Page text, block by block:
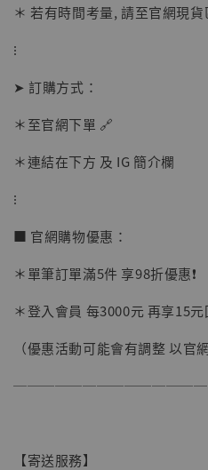
【店內現貨】海賊王
NT$ 1,870
＊ 若有時間考量, 請至官網現
⁝
➤ 訂購方式：
＊至官網下單 🔗
＊連結在下方 及 IG 簡介欄
⁝
■ 官網購物優惠：
＊單筆訂單滿5件 享98折優惠❗️
＊登入會員 每3000元 再享15元
（優惠活動可能會有調整 以官
──────────────
【寄送服務】